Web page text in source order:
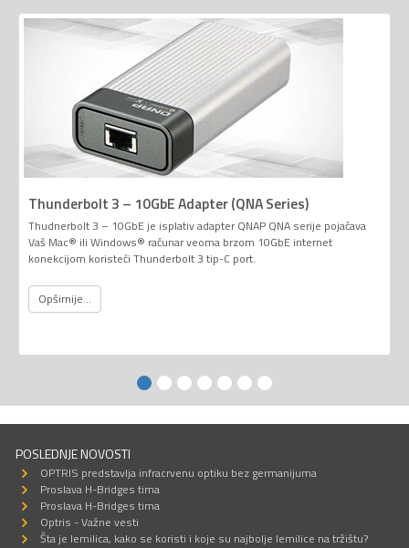
Thunderbolt 3 – 10GbE Adapter (QNA Series)
Thudnerbolt 3 – 10GbE je isplativ adapter QNAP QNA serije pojačava
Vaš Mac® ili Windows® računar veoma brzom 10GbE internet
konekcijom koristeći Thunderbolt 3 tip-C port.
Opširnije...
POSLEDNJE NOVOSTI
OPTRIS predstavlja infracrvenu optiku bez germanijuma
Proslava H-Bridges tima
Proslava H-Bridges tima
Optris - Važne vesti
Šta je lemilica, kako se koristi i koje su najbolje lemilice na tržištu?